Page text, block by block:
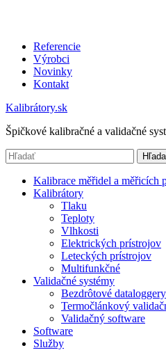
Referencie
Výrobci
Novinky
Kontakt
Kalibrátory.sk
Špičkové kalibračné a validačné
Kalibrace měřidel a měřicích
Kalibrátory
Tlaku
Teploty
Vlhkosti
Elektrických prístrojov
Leteckých prístrojov
Multifunkčné
Validačné systémy
Bezdrôtové dataloggery
Termočlánkový
Validačný software
Software
Služby